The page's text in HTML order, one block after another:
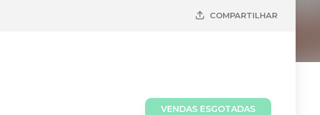
COMPARTILHAR
VENDAS ESGOTADAS